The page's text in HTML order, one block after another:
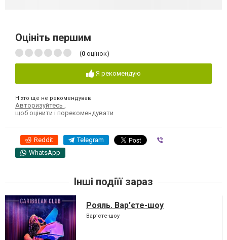
Оцініть першим
(0 оцінок)
Я рекомендую
Ніхто ще не рекомендував
Авторизуйтесь ,
щоб оцінити і порекомендувати
Reddit Telegram
WhatsApp
Інші подіїї зараз
Рояль. Вар’єте-шоу
Вар’єте-шоу